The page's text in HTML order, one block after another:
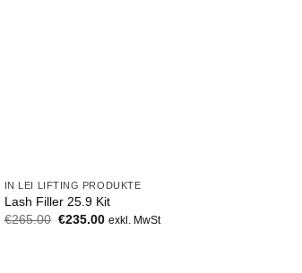
IN LEI LIFTING PRODUKTE
Lash Filler 25.9 Kit
€265.00 Original
€235.00Der
exkl. MwSt